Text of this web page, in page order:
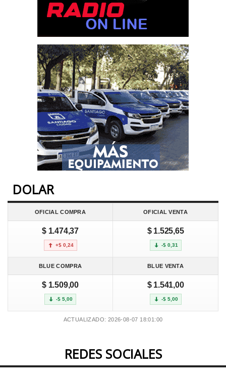
DOLAR
OFICIAL COMPRA OFICIAL VENTA
$ 1.474,37
+$ 0,24
$ 1.525,65
-$ 0,31
BLUE COMPRA BLUE VENTA
$ 1.509,00
-$ 5,00
$ 1.541,00
-$ 5,00
ACTUALIZADO: 2026-08-07 18:01:00
REDES SOCIALES